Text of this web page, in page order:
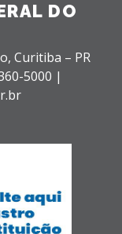
DO
Curitiba – PR
5000 |